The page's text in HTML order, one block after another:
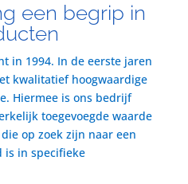
een begrip in
in 1994. In de eerste jaren
kwalitatief hoogwaardige
Hiermee is ons bedrijf
toegevoegde waarde
op zoek zijn naar een
is in specifieke